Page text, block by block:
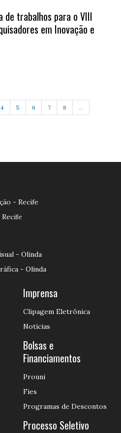
de trabalhos para o VIII
em Inovação e
4 5 6 7 8 ...
- Recife
- Olinda
- Olinda
Imprensa
Clipagem Eletrônica
Notícias
Bolsas e
Financiamentos
Prouni
Fies
Programas de Descontos
Processo Seletivo